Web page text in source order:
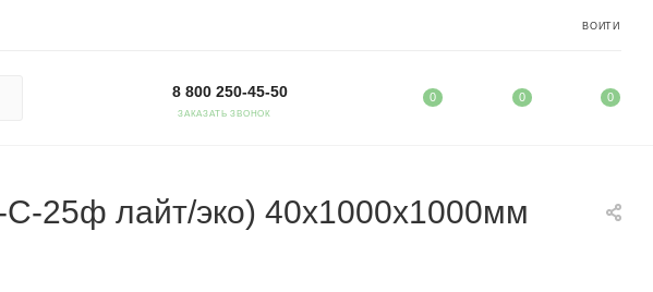
ВОЙТИ
8 800 250-45-50
ЗАКАЗАТЬ ЗВОНОК
0 0 0
25ф лайт/эко) 40х1000х1000мм